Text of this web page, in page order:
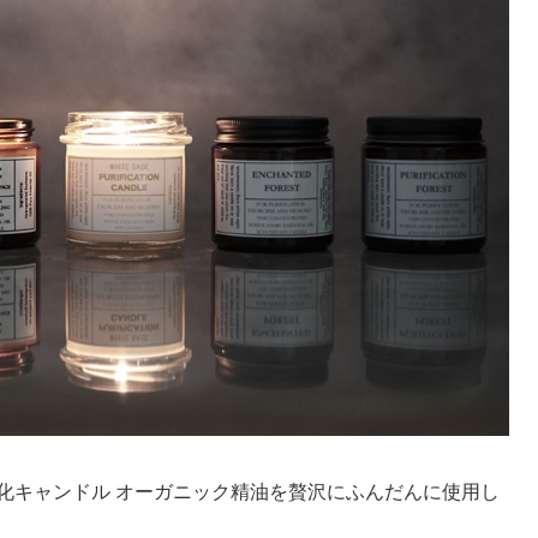
ャンドル オーガニック精油を贅沢にふんだんに使用し